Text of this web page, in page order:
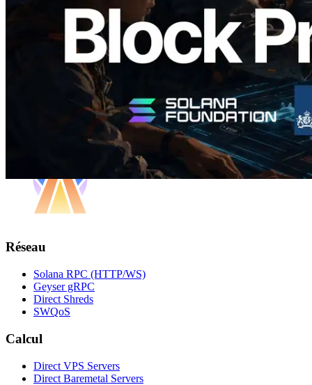
Réseau
Solana RPC (HTTP/WS)
Geyser gRPC
Direct Shreds
SWQoS
Calcul
Direct VPS Servers
Direct Baremetal Servers